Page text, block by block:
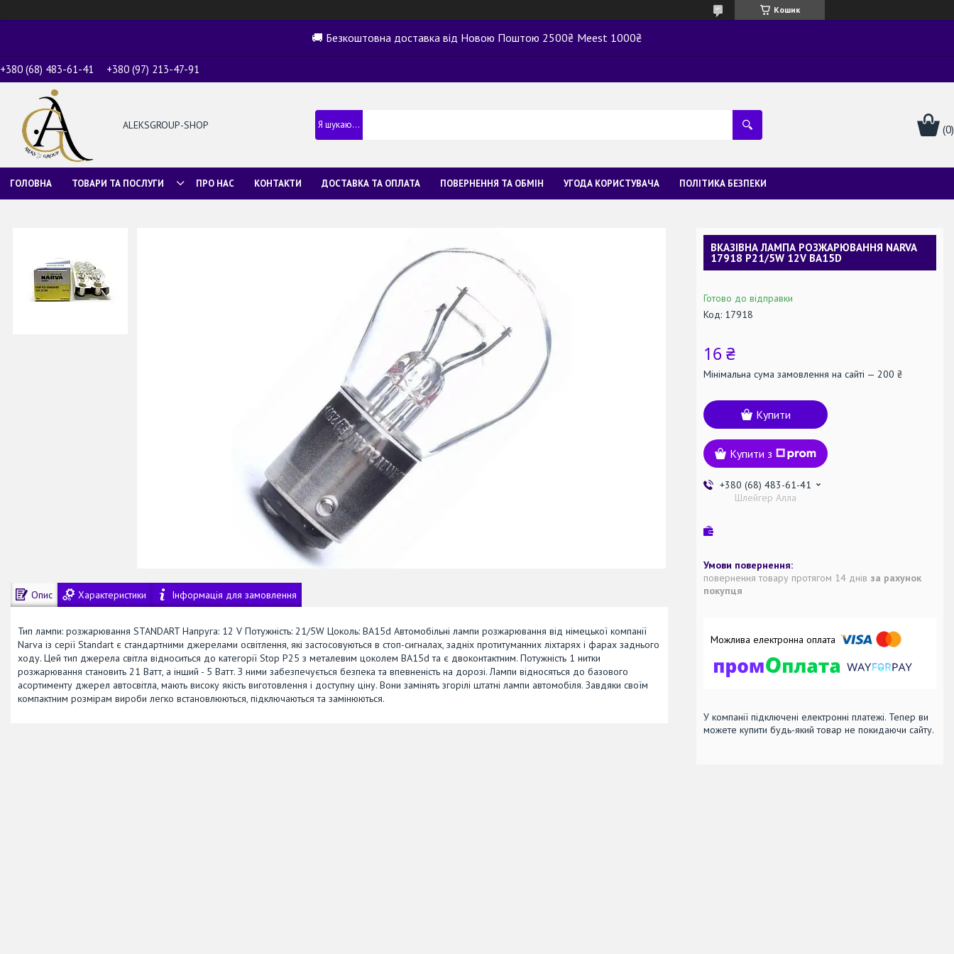
Кошик
🚚 Безкоштовна доставка від Новою Поштою 2500₴ Meest 1000₴
+380 (68) 483-61-41 +380 (97) 213-47-91
ALEKSGROUP-SHOP
ГОЛОВНА ТОВАРИ ТА ПОСЛУГИ ПРО НАС КОНТАКТИ ДОСТАВКА ТА ОПЛАТА ПОВЕРНЕННЯ ТА ОБМІН УГОДА КОРИСТУВАЧА ПОЛІТИКА БЕЗПЕКИ
Опис Характеристики Інформація для замовлення
Тип лампи: розжарювання STANDART Напруга: 12 V Потужність: 21/5W Цоколь: BA15d Автомобільні лампи розжарювання від німецької компанії
Narva із серії Standart є стандартними джерелами освітлення, які застосовуються в стоп-сигналах, задніх протитуманних ліхтарях і фарах заднього
ходу. Цей тип джерела світла відноситься до категорії Stop P25 з металевим цоколем BA15d та є двоконтактним. Потужність 1 нитки
розжарювання становить 21 Ватт, а інший - 5 Ватт. З ними забезпечується безпека та впевненість на дорозі. Лампи відносяться до базового
асортименту джерел автосвітла, мають високу якість виготовлення і доступну ціну. Вони замінять згорілі штатні лампи автомобіля. Завдяки своїм
компактним розмірам вироби легко встановлюються, підключаються та замінюються.
ВКАЗІВНА ЛАМПА РОЗЖАРЮВАННЯ NARVA
17918 P21/5W 12V BA15D
Готово до відправки
Код: 17918
16 ₴
Мінімальна сума замовлення на сайті — 200 ₴
Купити
Купити з
+380 (68) 483-61-41
Шлейгер Алла
повернення товару протягом 14 днів за рахунок
покупця
У компанії підключені електронні платежі. Тепер ви
можете купити будь-який товар не покидаючи сайту.